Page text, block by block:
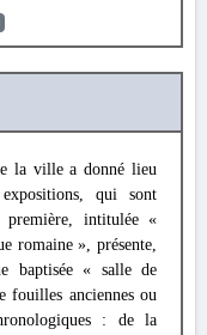
la ville a donné lieu
qui sont
première, intitulée «
romaine », présente,
baptisée « salle de
fouilles anciennes ou
: de la